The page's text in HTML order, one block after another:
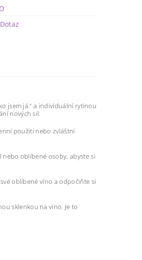
Dotaz
jsem já.“ a individuální rytinou
nových sil.
použití nebo zvláštní
nebo oblíbené osoby, abyste si
oblíbené víno a odpočiňte si
sklenkou na víno. Je to